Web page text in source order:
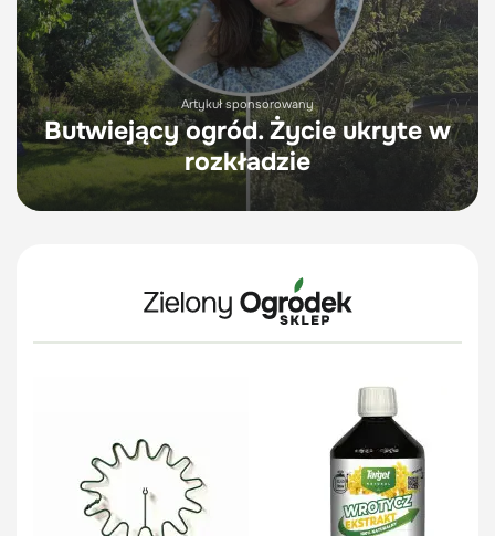
Artykuł sponsorowany
Butwiejący ogród. Życie ukryte w
rozkładzie